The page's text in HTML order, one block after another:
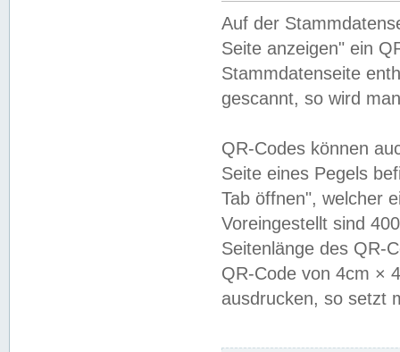
Auf der
Seite anzeigen" ein
Stammdatenseite
gescannt, so wird
QR-Codes können
Seite eines Pegels
Tab öffnen", welcher
Voreingestellt sind
Seitenlänge des QR-
QR-Code von 4cm ×
ausdrucken, so setzt